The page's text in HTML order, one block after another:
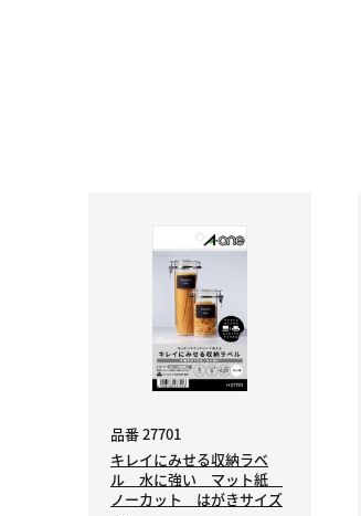
品番 27701
キレイにみせる収納ラベ
ル 水に強い マット紙
ノーカット はがきサイズ